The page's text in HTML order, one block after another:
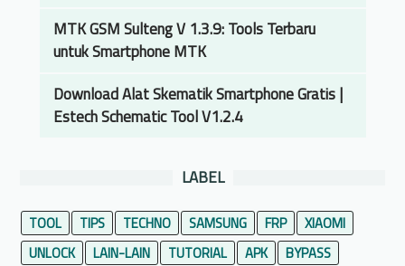
MTK GSM Sulteng V 1.3.9: Tools Terbaru
untuk Smartphone MTK
Download Alat Skematik Smartphone Gratis |
Estech Schematic Tool V1.2.4
LABEL
TOOL TIPS TECHNO SAMSUNG FRP
XIAOMI
UNLOCK
LAIN-LAIN TUTORIAL APK
BYPASS